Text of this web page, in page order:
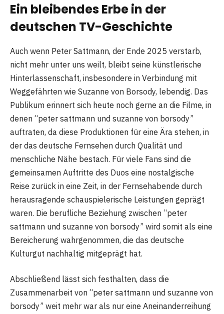
Ein bleibendes Erbe in der
deutschen TV-Geschichte
Auch wenn Peter Sattmann, der Ende 2025 verstarb,
nicht mehr unter uns weilt, bleibt seine künstlerische
Hinterlassenschaft, insbesondere in Verbindung mit
Weggefährten wie Suzanne von Borsody, lebendig. Das
Publikum erinnert sich heute noch gerne an die Filme, in
denen “peter sattmann und suzanne von borsody”
auftraten, da diese Produktionen für eine Ära stehen, in
der das deutsche Fernsehen durch Qualität und
menschliche Nähe bestach. Für viele Fans sind die
gemeinsamen Auftritte des Duos eine nostalgische
Reise zurück in eine Zeit, in der Fernsehabende durch
herausragende schauspielerische Leistungen geprägt
waren. Die berufliche Beziehung zwischen “peter
sattmann und suzanne von borsody” wird somit als eine
Bereicherung wahrgenommen, die das deutsche
Kulturgut nachhaltig mitgeprägt hat.
Abschließend lässt sich festhalten, dass die
Zusammenarbeit von “peter sattmann und suzanne von
borsody” weit mehr war als nur eine Aneinanderreihung